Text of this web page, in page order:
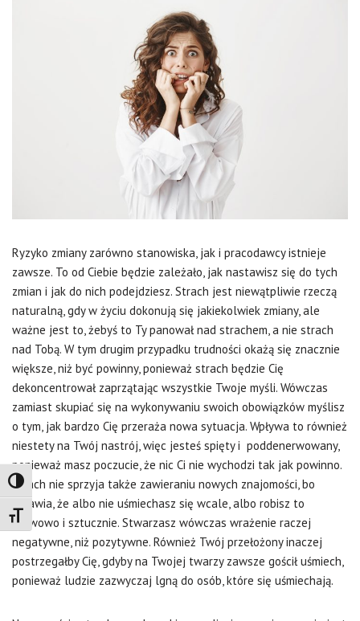
Toggle High Contrast
Toggle Font size
Ryzyko zmiany zarówno stanowiska, jak i pracodawcy istnieje
zawsze. To od Ciebie będzie zależało, jak nastawisz się do tych
zmian i jak do nich podejdziesz. Strach jest niewątpliwie rzeczą
naturalną, gdy w życiu dokonują się jakiekolwiek zmiany, ale
ważne jest to, żebyś to Ty panował nad strachem, a nie strach
nad Tobą. W tym drugim przypadku trudności okażą się znacznie
większe, niż być powinny, ponieważ strach będzie Cię
dekoncentrował zaprzątając wszystkie Twoje myśli. Wówczas
zamiast skupiać się na wykonywaniu swoich obowiązków myślisz
o tym, jak bardzo Cię przeraża nowa sytuacja. Wpływa to również
niestety na Twój nastrój, więc jesteś spięty i poddenerwowany,
ponieważ masz poczucie, że nic Ci nie wychodzi tak jak powinno.
Strach nie sprzyja także zawieraniu nowych znajomości, bo
sprawia, że albo nie uśmiechasz się wcale, albo robisz to
nerwowo i sztucznie. Stwarzasz wówczas wrażenie raczej
negatywne, niż pozytywne. Również Twój przełożony inaczej
postrzegałby Cię, gdyby na Twojej twarzy zawsze gościł uśmiech,
ponieważ ludzie zazwyczaj lgną do osób, które się uśmiechają.